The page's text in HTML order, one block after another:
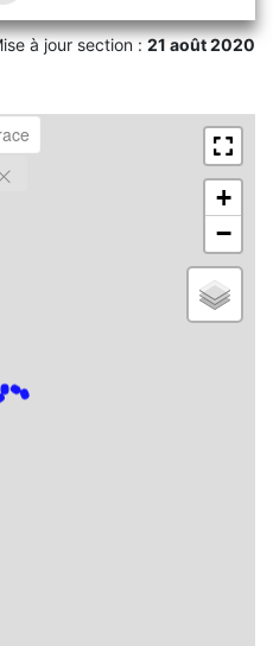
à jour section :21 août 2020
+
−